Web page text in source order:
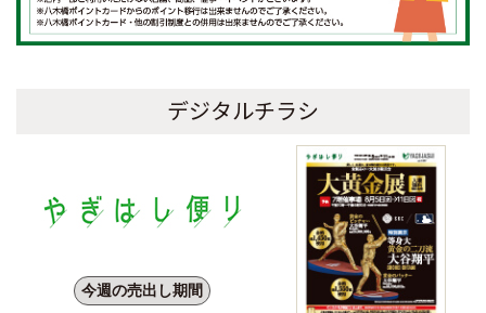
デジタルチラシ
今週の売出し期間